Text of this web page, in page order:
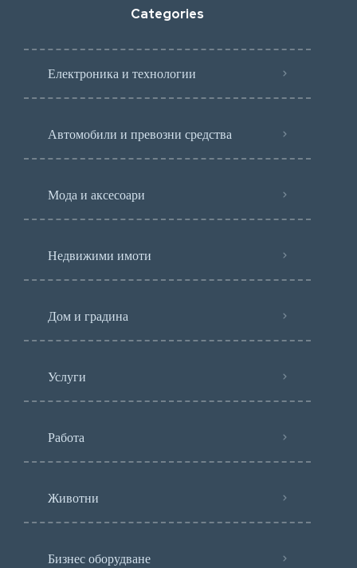
Categories
Електроника и технологии
Автомобили и превозни средства
Мода и аксесоари
Недвижими имоти
Дом и градина
Услуги
Работа
Животни
Бизнес оборудване